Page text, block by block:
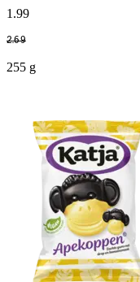
1 .99
2.69
255 g